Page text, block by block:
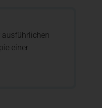
ausführlichen
einer